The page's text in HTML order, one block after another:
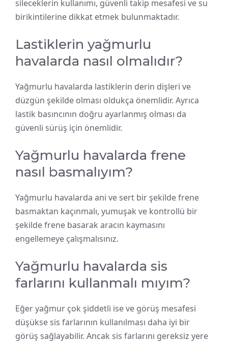
sileceklerin kullanımı, güvenli takip mesafesi ve su
birikintilerine dikkat etmek bulunmaktadır.
Lastiklerin yağmurlu
havalarda nasıl olmalıdır?
Yağmurlu havalarda lastiklerin derin dişleri ve
düzgün şekilde olması oldukça önemlidir. Ayrıca
lastik basıncının doğru ayarlanmış olması da
güvenli sürüş için önemlidir.
Yağmurlu havalarda frene
nasıl basmalıyım?
Yağmurlu havalarda ani ve sert bir şekilde frene
basmaktan kaçınmalı, yumuşak ve kontrollü bir
şekilde frene basarak aracın kaymasını
engellemeye çalışmalısınız.
Yağmurlu havalarda sis
farlarını kullanmalı mıyım?
Eğer yağmur çok şiddetli ise ve görüş mesafesi
düşükse sis farlarının kullanılması daha iyi bir
görüş sağlayabilir. Ancak sis farlarını gereksiz yere